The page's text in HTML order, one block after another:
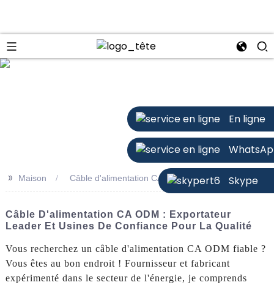
En ligne
Skype
>> Maison Câble d'alimentation CA ODM
Câble D'alimentation CA ODM : Exportateur
Leader Et Usines De Confiance Pour La Qualité
Vous recherchez un câble d'alimentation CA ODM fiable ?
Vous êtes au bon endroit ! Fournisseur et fabricant
expérimenté dans le secteur de l'énergie, je comprends